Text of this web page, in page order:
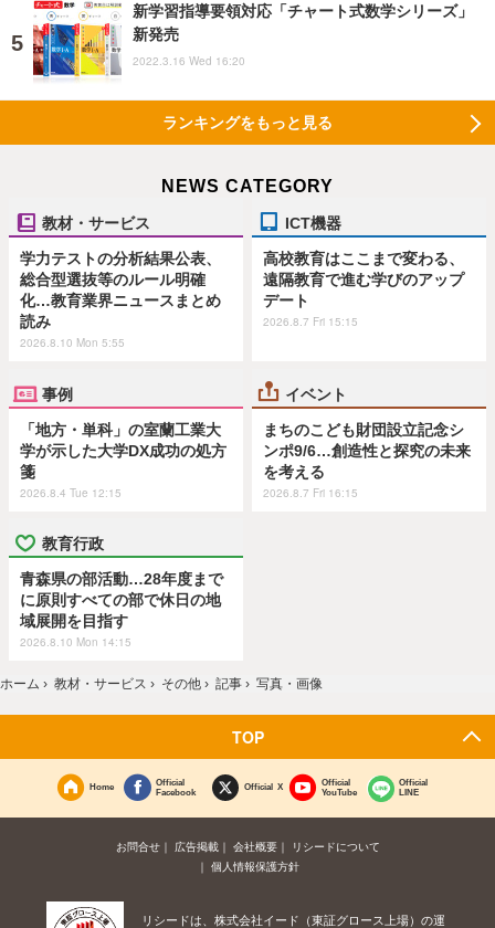
新学習指導要領対応「チャート式数学シリーズ」
新発売
2022.3.16 Wed 16:20
ランキングをもっと見る
NEWS CATEGORY
教材・サービス
学力テストの分析結果公表、
総合型選抜等のルール明確
化…教育業界ニュースまとめ
読み
2026.8.10 Mon 5:55
ICT機器
高校教育はここまで変わる、
遠隔教育で進む学びのアップ
デート
2026.8.7 Fri 15:15
事例
「地方・単科」の室蘭工業大
学が示した大学DX成功の処方
箋
2026.8.4 Tue 12:15
イベント
まちのこども財団設立記念シ
ンポ9/6…創造性と探究の未来
を考える
2026.8.7 Fri 16:15
教育行政
青森県の部活動…28年度まで
に原則すべての部で休日の地
域展開を目指す
2026.8.10 Mon 14:15
ホーム › 教材・サービス › その他 › 記事 › 写真・画像
TOP
Home
Official
Facebook
Official X
Official
YouTube
Official
LINE
お問合せ 広告掲載 会社概要
リシードについて
個人情報保護方針
リシードは、株式会社イード（東証グロース上場）の運